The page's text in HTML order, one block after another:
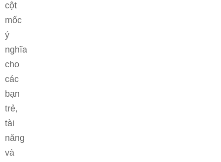
cột
mốc
ý
nghĩa
cho
các
bạn
trẻ,
tài
năng
và